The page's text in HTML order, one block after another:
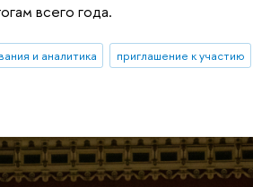
всего года.
и аналитика приглашение к участию